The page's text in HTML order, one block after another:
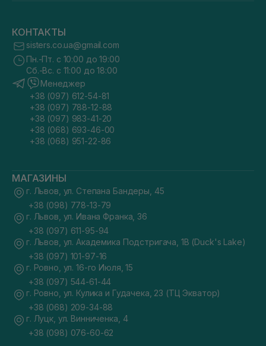
КОНТАКТЫ
sisters.co.ua@gmail.com
Пн.-Пт. с 10:00 до 19:00
Сб.-Вс. с 11:00 до 18:00
Менеджер
+38 (097) 612-54-81
+38 (097) 788-12-88
+38 (097) 983-41-20
+38 (068) 693-46-00
+38 (068) 951-22-86
МАГАЗИНЫ
г. Львов, ул. Степана Бандеры, 45
+38 (098) 778-13-79
г. Львов, ул. Ивана Франка, 36
+38 (097) 611-95-94
г. Львов, ул. Академика Подстригача, 1В (Duck's Lake)
+38 (097) 101-97-16
г. Ровно, ул. 16-го Июля, 15
+38 (097) 544-61-44
г. Ровно, ул. Кулика и Гудачека, 23 (ТЦ Экватор)
+38 (068) 209-34-88
г. Луцк, ул. Винниченка, 4
+38 (098) 076-60-62